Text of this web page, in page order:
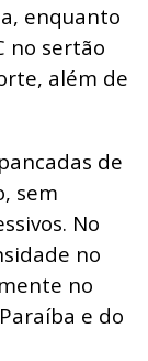
enquanto
no sertão
além de
de
sem
No
no
no
e do